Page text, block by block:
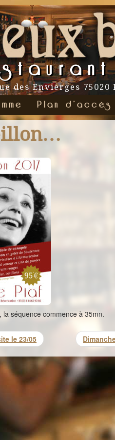
des Envierges 75020
Plan d’accès
, la séquence commence à 35mn.
le 23/05